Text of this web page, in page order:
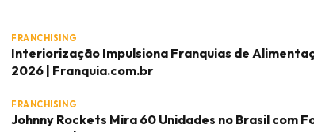
FRANCHISING
Interiorização Impulsiona Franquias de
2026 | Franquia.com.br
FRANCHISING
Johnny Rockets Mira 60 Unidades no Brasil com